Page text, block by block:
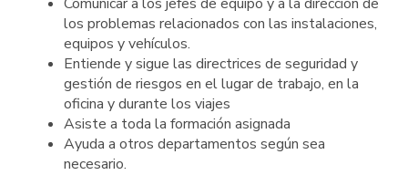
los problemas relacionados con las instalaciones,
equipos y vehículos.
Entiende y sigue las directrices de seguridad y
gestión de riesgos en el lugar de trabajo, en la
oficina y durante los viajes
Asiste a toda la formación asignada
Ayuda a otros departamentos según sea
necesario.